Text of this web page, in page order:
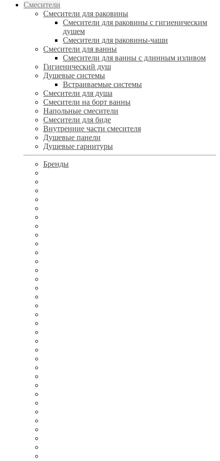
Смесители
Смесители для раковины
Смесители для раковины с гигиеническим
душем
Смесители для раковины-чаши
Смесители для ванны
Смесители для ванны с длинным изливом
Гигиенический душ
Душевые системы
Встраиваемые системы
Смесители для душа
Смесители на борт ванны
Напольные смесители
Смесители для биде
Внутренние части смесителя
Душевые панели
Душевые гарнитуры
Бренды